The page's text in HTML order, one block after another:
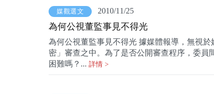
媒觀選文 2010/11/25
為何公視董監事見不得光
為何公視董監事見不得光 據媒體報導，無視
密」審查之中。為了是否公開審查程序，委
困難嗎？... 詳情 >